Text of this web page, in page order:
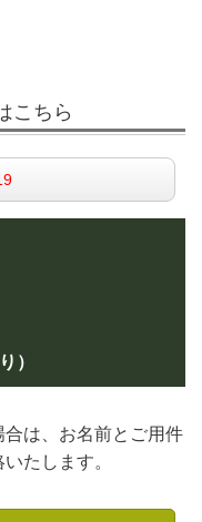
こちら
）
は、お名前とご用件
たします。